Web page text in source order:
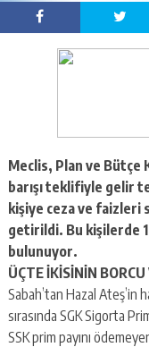
Meclis, Plan ve Bütçe
barışı teklifiyle gelir
kişiye ceza ve faizleri
getirildi. Bu kişilerde
bulunuyor.
ÜÇTE İKİSİNİN BORCU
Sabah’tan Hazal Ateş’in
sırasında SGK Sigorta
SSK prim payını